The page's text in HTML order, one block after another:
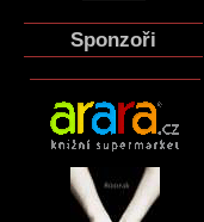
Sponzoři